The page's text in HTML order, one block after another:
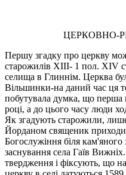
ЦЕРКОВНО-
Першу згадку про церкву
старожилів XIII- 1 пол. XIV
селища в Глиннім. Церква
Bільшинки-на даний час ця
побутувала думка, що перша
році, а до цього часу люди
Як згадують старожили,
Йорданом священик
Богослужіння біля кам'яного
заснування села Гаїв
твердження і фіксують, що